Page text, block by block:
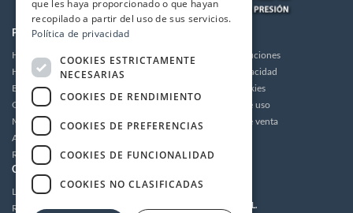
PRODUCTOS
Hidrolimpiadoras
Humidificación
Bombas de alta presión
Grupos motor bomba alta presión
Motores
Accesorios
Recambios / Repuestos
Envios y devoluciones
Política de privacidad
Política de cookies
Condiciones de uso
Condiciones de venta
CUENTA
Login
Registrarse
MULTIDRONET S.L.
que les haya proporcionado o que hayan
recopilado a partir del uso de sus servicios.
Política de privacidad
COOKIES ESTRICTAMENTE
NECESARIAS
COOKIES DE RENDIMIENTO
COOKIES DE PREFERENCIAS
COOKIES DE FUNCIONALIDAD
COOKIES NO CLASIFICADAS